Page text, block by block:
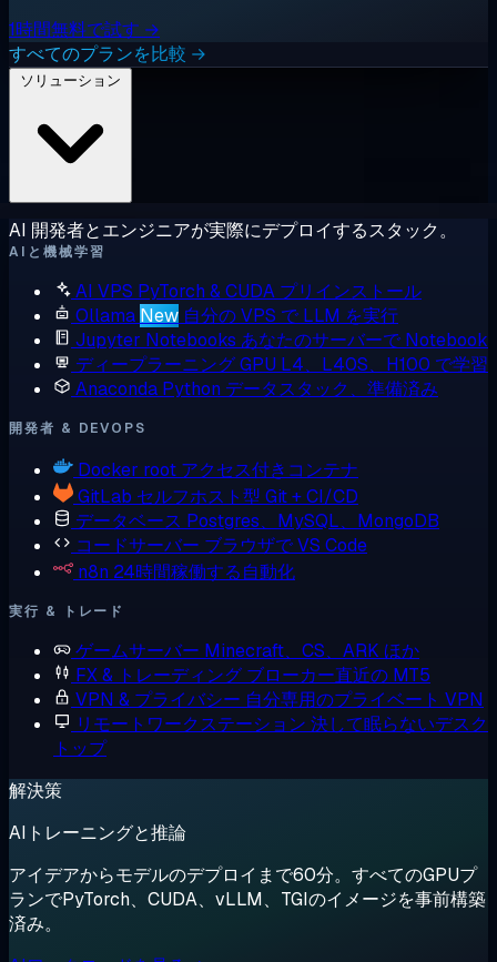
1時間無料で試す →
すべてのプランを比較 →
AI 開発者とエンジニアが実際にデプロイするスタック。
AIと機械学習
AI VPS PyTorch & CUDA プリインストール
Ollama New 自分の VPS で LLM を実行
Jupyter Notebooks あなたのサーバーで Notebook
ディープラーニング GPU L4、L40S、H100 で学習
Anaconda Python データスタック、準備済み
開発者 & DEVOPS
Docker root アクセス付きコンテナ
GitLab セルフホスト型 Git + CI/CD
データベース Postgres、MySQL、MongoDB
コードサーバー ブラウザで VS Code
n8n 24時間稼働する自動化
実行 & トレード
ゲームサーバー Minecraft、CS、ARK ほか
FX & トレーディング ブローカー直近の MT5
VPN & プライバシー 自分専用のプライベート VPN
リモートワークステーション 決して眠らないデスク
トップ
解決策
AIトレーニングと推論
アイデアからモデルのデプロイまで60分。すべてのGPUプ
ランでPyTorch、CUDA、vLLM、TGIのイメージを事前構築
済み。